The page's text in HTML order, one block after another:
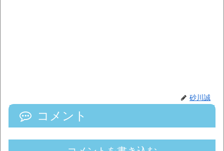
砂川誠
コメント